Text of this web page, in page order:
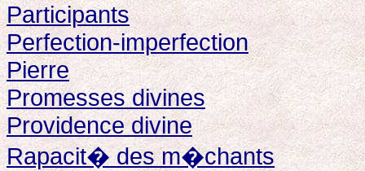
Participants
Perfection-imperfection
Pierre
Promesses divines
Providence divine
Rapacit� des m�chants